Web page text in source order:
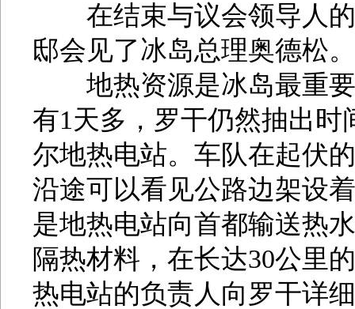
在结束与议会领导人的
邸会见了冰岛总理奥德松。
地热资源是冰岛最重要
有1天多，罗干仍然抽出
尔地热电站。车队在起伏
沿途可以看见公路边架设
是地热电站向首都输送热
隔热材料，在长达30公里
热电站的负责人向罗干详